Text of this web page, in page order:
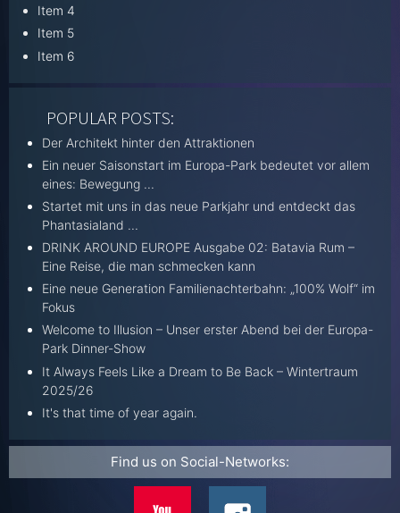
Item 4
Item 5
Item 6
POPULAR POSTS:
Der Architekt hinter den Attraktionen
Ein neuer Saisonstart im Europa-Park bedeutet vor allem
eines: Bewegung ...
Startet mit uns in das neue Parkjahr und entdeckt das
Phantasialand ...
DRINK AROUND EUROPE Ausgabe 02: Batavia Rum –
Eine Reise, die man schmecken kann
Eine neue Generation Familienachterbahn: „100% Wolf“ im
Fokus
Welcome to Illusion – Unser erster Abend bei der Europa-
Park Dinner-Show
It Always Feels Like a Dream to Be Back – Wintertraum
2025/26
It's that time of year again.
Find us on Social-Networks: